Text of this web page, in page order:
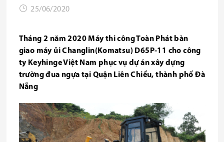
25/06/2020
Tháng 2 năm 2020 Máy thi công Toàn Phát bàn
giao máy ủi Changlin(Komatsu) D65P-11 cho công
ty Keyhinge Việt Nam phục vụ dự án xây dựng
trường đua ngựa tại Quận Liên Chiểu, thành phố Đà
Nẵng